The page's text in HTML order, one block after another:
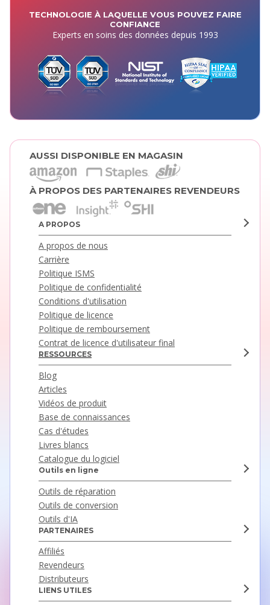
TECHNOLOGIE À LAQUELLE VOUS POUVEZ FAIRE
CONFIANCE
Experts en soins des données depuis 1993
AUSSI DISPONIBLE EN MAGASIN
À PROPOS DES PARTENAIRES REVENDEURS
A PROPOS
A propos de nous
Carrière
Politique ISMS
Politique de confidentialité
Conditions d'utilisation
Politique de licence
Politique de remboursement
Contrat de licence d'utilisateur final
RESSOURCES
Blog
Articles
Vidéos de produit
Base de connaissances
Cas d'études
Livres blancs
Catalogue du logiciel
Outils en ligne
Outils de réparation
Outils de conversion
Outils d'IA
PARTENAIRES
Affiliés
Revendeurs
Distributeurs
LIENS UTILES